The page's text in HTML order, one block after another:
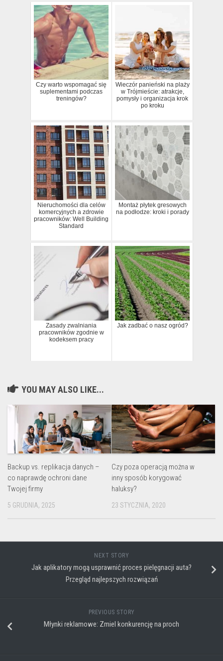
Czy warto wspomagać się
suplementami podczas
treningów?
Wieczór panieński na plaży
w Trójmieście: atrakcje,
pomysły i organizacja krok
po kroku
Nieruchomości dla celów
komercyjnych a zdrowie
pracowników: Well Building
Standard
Montaż płytek gresowych
na podłodze: kroki i porady
Zasady zwalniania
pracowników zgodnie w
kodeksem pracy
Jak zadbać o nasz ogród?
YOU MAY ALSO LIKE...
Backup vs. replikacja danych –
co naprawdę ochroni dane
Twojej firmy
5 GRUDNIA, 2025
Czy poza operacją można w
inny sposób korygować
haluksy?
23 STYCZNIA, 2020
NEXT STORY
Jak aplikatory mogą usprawnić proces pielęgnacji auta?
Przegląd najlepszych rozwiązań
PREVIOUS STORY
Młynki reklamowe: Zmiel konkurencję na proch